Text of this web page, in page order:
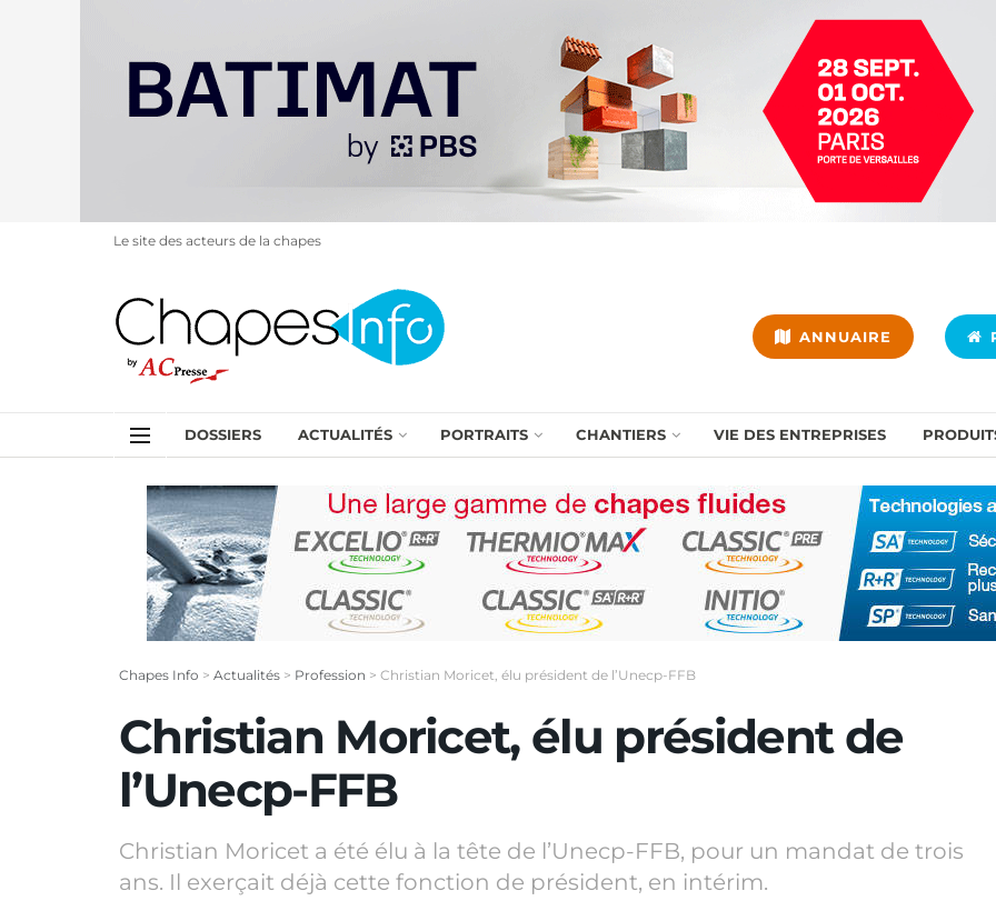
Le site des acteurs de la chapes
ANNUAIRE
DOSSIERS ACTUALITÉS PORTRAITS CHANTIERS VIE DES ENTREPRISES
Chapes Info > Actualités > Profession > Christian Moricet, élu président de l’Unecp-FFB
Christian Moricet, élu président de
l’Unecp-FFB
Christian Moricet a été élu à la tête de l’Unecp-FFB, pour un mandat de trois
ans. Il exerçait déjà cette fonction de président, en intérim.